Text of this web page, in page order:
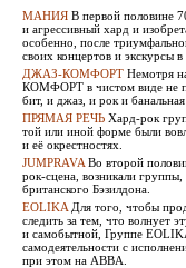
МАНИЯ В первой половине
и агрессивный хард и
особенно, после
своих концертов и экскурсы
ДЖАЗ-КОМФОРТ Немотря
КОМФОРТ в чистом виде не
бит, и джаз, и рок и
ПРЯМАЯ РЕЧЬ Хард-рок
той или иной форме были
и её окрестностях.
JUMPRAVA Во второй
рок-сцена, возникали
британского Бэзилдона.
EOLIKA Для того, чтобы
следить за тем, что волнует
и самобытной, Группе
самодеятельности с
при этом на ABBA.